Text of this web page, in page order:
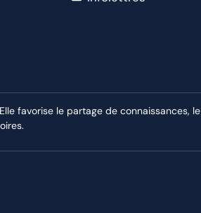
favorise le partage de connaissances, le